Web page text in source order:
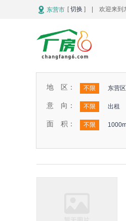
东营市 [ 切换 ] | 欢迎来到
地 区： 不限 东营区
意 向： 不限 出租
面 积： 不限